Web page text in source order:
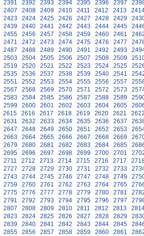
2391 2392 2393 2394 2395 2396 2397
2407 2408 2409 2410 2411 2412 2413
2423 2424 2425 2426 2427 2428 2429
2439 2440 2441 2442 2443 2444 2445
2455 2456 2457 2458 2459 2460 2461
2471 2472 2473 2474 2475 2476 2477
2487 2488 2489 2490 2491 2492 2493
2503 2504 2505 2506 2507 2508 2509
2519 2520 2521 2522 2523 2524 2525
2535 2536 2537 2538 2539 2540 2541
2551 2552 2553 2554 2555 2556 2557
2567 2568 2569 2570 2571 2572 2573
2583 2584 2585 2586 2587 2588 2589
2599 2600 2601 2602 2603 2604 2605
2615 2616 2617 2618 2619 2620 2621
2631 2632 2633 2634 2635 2636 2637
2647 2648 2649 2650 2651 2652 2653
2663 2664 2665 2666 2667 2668 2669
2679 2680 2681 2682 2683 2684 2685
2695 2696 2697 2698 2699 2700 2701
2711 2712 2713 2714 2715 2716 2717
2727 2728 2729 2730 2731 2732 2733
2743 2744 2745 2746 2747 2748 2749
2759 2760 2761 2762 2763 2764 2765
2775 2776 2777 2778 2779 2780 2781
2791 2792 2793 2794 2795 2796 2797
2807 2808 2809 2810 2811 2812 2813
2823 2824 2825 2826 2827 2828 2829
2839 2840 2841 2842 2843 2844 2845
2855 2856 2857 2858 2859 2860 2861